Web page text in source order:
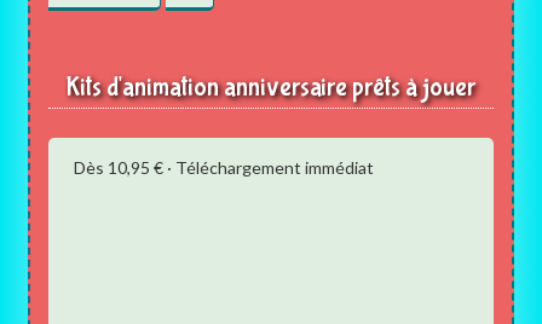
Kits d'animation anniversaire prêts à jouer
Dès 10,95 € · Téléchargement immédiat